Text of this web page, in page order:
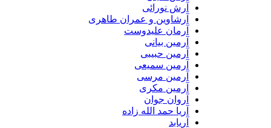
آرش نورائی
آرشاوین و عمران طاهری
آرمان علیدوست
آرمین بیانی
آرمین حبیبی
آرمین سمیعی
آرمین مرسی
آرمین مکری
آروان جوان
آریا حمد الله زاده